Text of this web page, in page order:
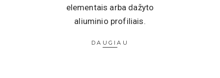
elementais arba dažyto
aliuminio profiliais.
DAUGIAU